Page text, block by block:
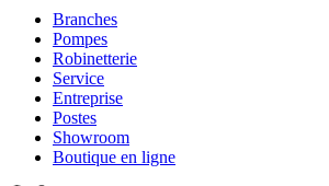
Branches
Pompes
Robinetterie
Service
Entreprise
Postes
Showroom
Boutique en ligne